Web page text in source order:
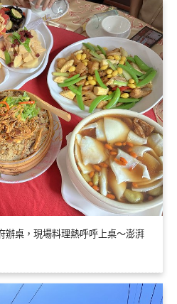
辦桌，現場料理熱呼呼上桌～澎湃